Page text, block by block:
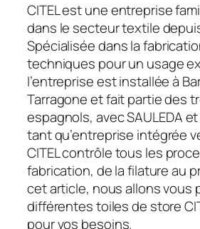
CITEL est une entreprise
dans le secteur textile
Spécialisée dans la
techniques pour un usage
l’entreprise est installée à
Tarragone et fait partie des
espagnols, avec SAULEDA et
tant qu’entreprise intégrée
CITEL contrôle tous les
fabrication, de la filature au
cet article, nous allons vous
différentes toiles de store
pour vos besoins.